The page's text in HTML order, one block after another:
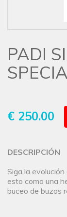
PADI
€ 250.00
DESCRIPCIÓN
Siga la
esto como una
buceo de buzos